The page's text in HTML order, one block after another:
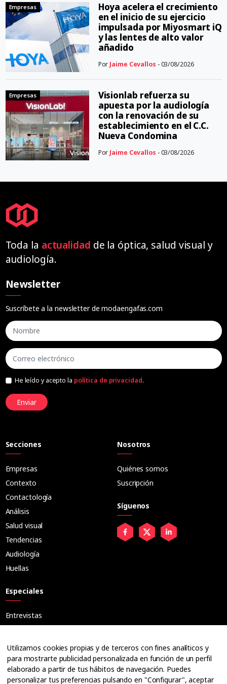
Empresas
Hoya acelera el crecimiento
en el inicio de su ejercicio
impulsada por Miyosmart iQ
y las lentes de alto valor
añadido
Por Jaime Cevallos - 03/08/2026
Empresas
Visionlab refuerza su
apuesta por la audiología
con la renovación de su
establecimiento en el C.C.
Nueva Condomina
Por Jaime Cevallos - 03/08/2026
Toda la actualidad de la óptica, salud visual y
audiología.
Newsletter
Suscríbete a la newsletter de modaengafas.com
He leído y acepto la política de privacidad.
Enviar
Secciones
Empresas
Contexto
Contactología
Análisis
Salud visual
Tendencias
Audiología
Huellas
Especiales
Entrevistas
Ópticos
Cuadernos
Guías
Nosotros
Quiénes somos
Suscripción
Síguenos
Utilizamos cookies propias y de terceros con fines analíticos y
para mostrarte publicidad personalizada en función de un perfil
elaborado a partir de tus hábitos de navegación. Puedes
personalizar tus preferencias pulsando en "Configurar", aceptar